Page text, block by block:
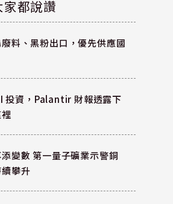
都說讚
料、黑粉出口，優先供應國
投資，Palantir 財報透露下
變數 第一量子礦業示警銅
攀升